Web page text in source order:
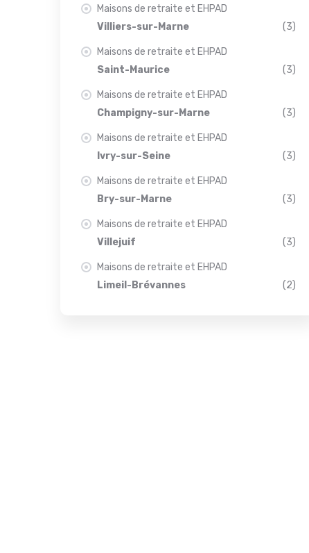
Maisons de retraite et EHPAD
Villiers-sur-Marne
(3)
Maisons de retraite et EHPAD
Saint-Maurice
(3)
Maisons de retraite et EHPAD
Champigny-sur-Marne
(3)
Maisons de retraite et EHPAD
Ivry-sur-Seine
(3)
Maisons de retraite et EHPAD
Bry-sur-Marne
(3)
Maisons de retraite et EHPAD
Villejuif
(3)
Maisons de retraite et EHPAD
Limeil-Brévannes
(2)